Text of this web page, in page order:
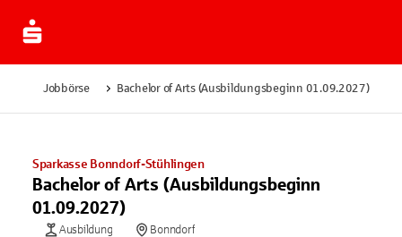
Jobbörse Bachelor of Arts (Ausbildungsbeginn 01.09.2027)
Sparkasse Bonndorf-Stühlingen
Bachelor of Arts (Ausbildungsbeginn
01.09.2027)
Ausbildung
Bonndorf